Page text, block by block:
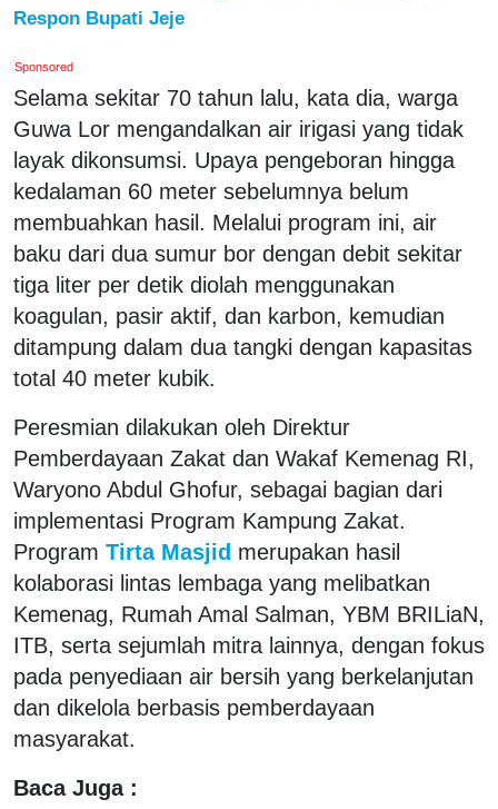
Respon Bupati Jeje
Sponsored
Selama sekitar 70 tahun lalu, kata dia, warga
Guwa Lor mengandalkan air irigasi yang tidak
layak dikonsumsi. Upaya pengeboran hingga
kedalaman 60 meter sebelumnya belum
membuahkan hasil. Melalui program ini, air
baku dari dua sumur bor dengan debit sekitar
tiga liter per detik diolah menggunakan
koagulan, pasir aktif, dan karbon, kemudian
ditampung dalam dua tangki dengan kapasitas
total 40 meter kubik.
Peresmian dilakukan oleh Direktur
Pemberdayaan Zakat dan Wakaf Kemenag RI,
Waryono Abdul Ghofur, sebagai bagian dari
implementasi Program Kampung Zakat.
Program Tirta Masjid merupakan hasil
kolaborasi lintas lembaga yang melibatkan
Kemenag, Rumah Amal Salman, YBM BRILiaN,
ITB, serta sejumlah mitra lainnya, dengan fokus
pada penyediaan air bersih yang berkelanjutan
dan dikelola berbasis pemberdayaan
masyarakat.
Baca Juga :